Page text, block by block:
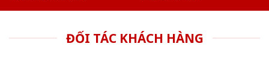
ĐỐI TÁC KHÁCH HÀNG